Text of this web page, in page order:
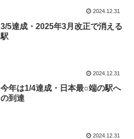
2024.12.31
3/5達成・2025年3月改正で消える
駅
2024.12.31
今年は1/4達成・日本最○端の駅へ
の到達
2024.12.31